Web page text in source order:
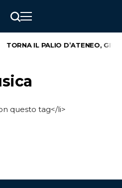
TORNA IL PALIO D’ATENEO,
questo tag</li>